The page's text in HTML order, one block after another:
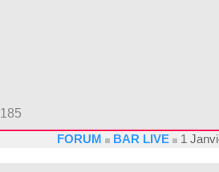
185
FORUM BAR LIVE 1